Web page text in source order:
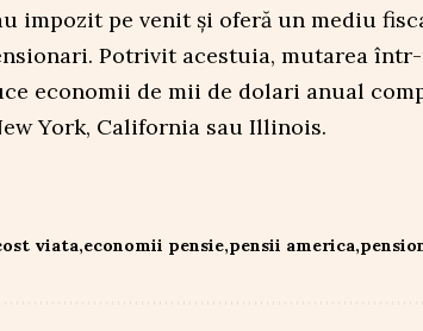
impozit pe venit și oferă un mediu
Potrivit acestuia, mutarea
economii de mii de dolari anual
York, California sau Illinois.
viata economii pensie pensii america